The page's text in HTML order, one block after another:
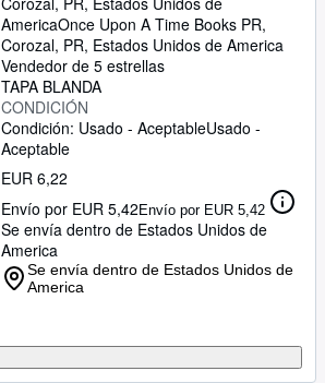
AmericaOnce Upon A Time Books PR,
Corozal, PR, Estados Unidos de America
Vendedor de 5 estrellas
TAPA BLANDA
CONDICIÓN
Condición: Usado - AceptableUsado -
Aceptable
EUR 6,22
Envío por EUR 5,42Envío por EUR 5,42
Se envía dentro de Estados Unidos de
America
Se envía dentro de Estados Unidos de
America